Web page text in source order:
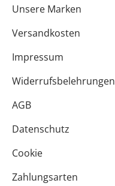
Unsere Marken
Versandkosten
Impressum
Widerrufsbelehrungen
AGB
Datenschutz
Cookie
Zahlungsarten